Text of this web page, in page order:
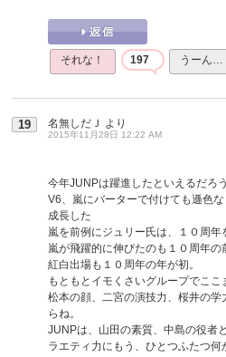
それな！ 197 うーん…
19 名無しだＪ より
2015年11月28日 12:22 AM
今年JUNPは躍進したといえるだろう
V6、嵐にバーターで付けても遜色
成長した
嵐を前例にジュリー氏は、１０周年
嵐が飛躍的に伸びたのも１０周年の
紅白出場も１０周年の年が初。
もともとイモくさいグループでここ
松本の顔、二宮の演技力、桜井の
らね。
JUNPは、山田の素質、中島の役者
ラエティ力にもう、ひとつふたつ何